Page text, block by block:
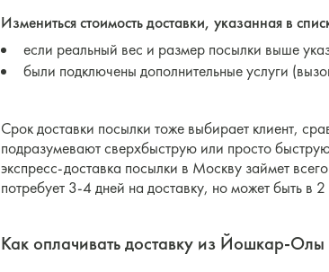
Измениться стоимость доставки, указанная в
если реальный вес и размер посылки выше
были подключены дополнительные услуги
Срок доставки посылки тоже выбирает клиент,
подразумевают сверхбыструю или просто
экспресс-доставка посылки в Москву займет
потребует 3-4 дней на доставку, но может быть в
Как оплачивать доставку из Йошкар-